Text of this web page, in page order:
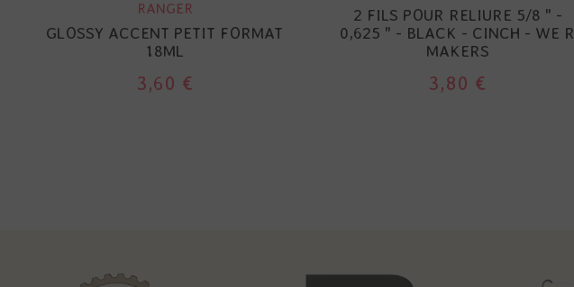
RANGER
GLOSSY ACCENT PETIT FORMAT
18ML
3,60 €
2 FILS POUR RELIURE 5/8 " -
0,625 " - BLACK - CINCH - WE R
MAKERS
3,80 €